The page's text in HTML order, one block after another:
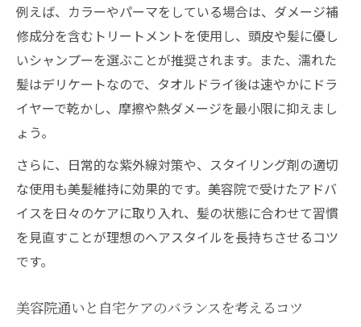
美容院の予約活用で無理なく通うポイント
仕事や子育てと両立できる美容院の選び方
美容院過ごし方でリフレッシュする方法
髪伸ばし中にも意識したい美容院習慣の工夫
美容院で枝毛を防ぐ定期メンテナンス術
美容院の頻度を抑えながら美髪をキープ
伸ばし中の髪型相談が美容院で役立つ理由
美容院での過ごし方が髪の印象を左右する
例えば、カラーやパーマをしている場合は、ダメージ補
修成分を含むトリートメントを使用し、頭皮や髪に優し
いシャンプーを選ぶことが推奨されます。また、濡れた
髪はデリケートなので、タオルドライ後は速やかにドラ
イヤーで乾かし、摩擦や熱ダメージを最小限に抑えまし
ょう。
さらに、日常的な紫外線対策や、スタイリング剤の適切
な使用も美髪維持に効果的です。美容院で受けたアドバ
イスを日々のケアに取り入れ、髪の状態に合わせて習慣
を見直すことが理想のヘアスタイルを長持ちさせるコツ
です。
美容院通いと自宅ケアのバランスを考えるコツ